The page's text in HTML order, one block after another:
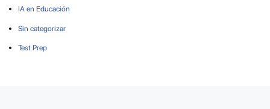
IA en Educación
Sin categorizar
Test Prep